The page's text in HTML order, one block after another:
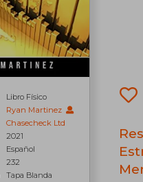
Libro Físico
Ryan Martinez
Chasecheck Ltd
2021
Español
232
Tapa Blanda